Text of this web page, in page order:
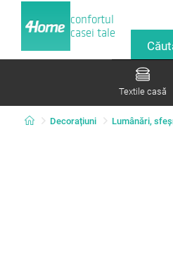
confortul
casei tale
Textile casă
Decorațiuni Lumânări,